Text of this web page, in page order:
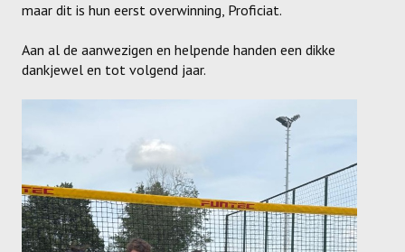
Dames
Dames D
Dames E
maar dit is hun eerst overwinning, Proficiat.
Aan al de aanwezigen en helpende handen een dikke
dankjewel en tot volgend jaar.